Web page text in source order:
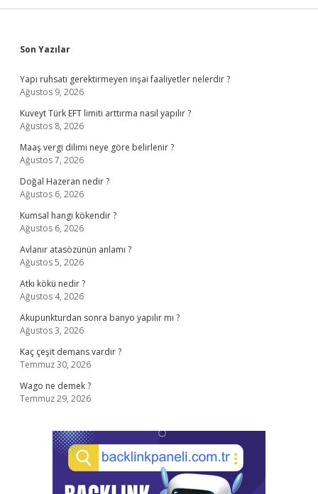
Sidebar
Son Yazılar
Yapı ruhsatı gerektirmeyen inşai faaliyetler nelerdir ?
Ağustos 9, 2026
Kuveyt Türk EFT limiti arttırma nasıl yapılır ?
Ağustos 8, 2026
Maaş vergi dilimi neye göre belirlenir ?
Ağustos 7, 2026
Doğal Hazeran nedir ?
Ağustos 6, 2026
Kumsal hangi kökendir ?
Ağustos 6, 2026
Avlanır atasözünün anlamı ?
Ağustos 5, 2026
Atkı kökü nedir ?
Ağustos 4, 2026
Akupunkturdan sonra banyo yapılır mı ?
Ağustos 3, 2026
Kaç çeşit demans vardır ?
Temmuz 30, 2026
Wago ne demek ?
Temmuz 29, 2026